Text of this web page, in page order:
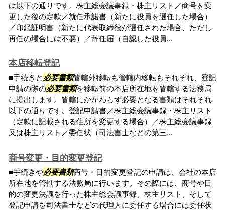
は以下の通りです。株主総会議事録・株主リスト／商号を変
更した後の定款／就任承諾書（新たに役員を選任した場合）
／印鑑証明書（新たに代表取締役が選任された場合、ただし
再任の場合には不要）／辞任届（自認した役員...
本店移転登記
■手続きと 必要書類管轄外移転も管轄内移転もそれぞれ、登記
申請の際の必要書類を移転前の本店所在地を管轄する法務局
に提出します。管轄にかかわらず必要となる書類はそれぞれ
以下の通りです。登記申請書／株主総会議事録・株主リスト
（定款に記載される住所を変更する場合）／株主総会議事録
又は株主リスト／委任状（司法書士などの第三...
商号変更・目的変更登記
■手続きや必要書類商号・目的変更登記の申請は、会社の本店
所在地を管轄する法務局に行います。その際には、商号や目
的の変更決議を行った株主総会議事録、株主リスト、そして
登記申請を司法書士などの代理人に委任する場合には委任状